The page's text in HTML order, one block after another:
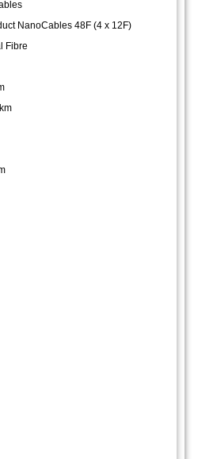
NanoCables 48F (4 x 12F)
Fibre